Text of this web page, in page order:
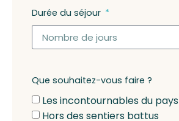
Durée du séjour
Que souhaitez-vous faire ?
Les incontournables du pays
Hors des sentiers battus